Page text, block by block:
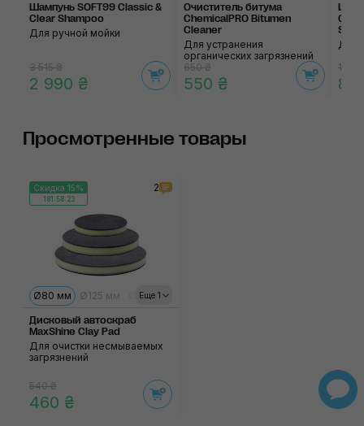
Шампунь SOFT99 Classic &
Clear Shampoo
Для ручной мойки
3 515 ₴
2 990 ₴
Очиститель битума
ChemicalPRO Bitumen
Cleaner
Для устранения
органических загрязнений
650 ₴
550 ₴
Для
1
Просмотренные товары
Скидка 15%
181:58:23
2
Еще 1
Ø80 мм Ø125 мм Ø150 мм
Дисковый автоскраб
MaxShine Clay Pad
Для очистки несмываемых
загрязнений
540 ₴
460 ₴